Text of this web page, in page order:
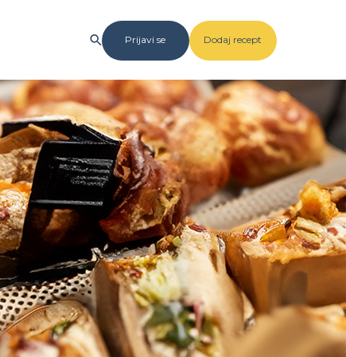
Prijavi se Dodaj recept